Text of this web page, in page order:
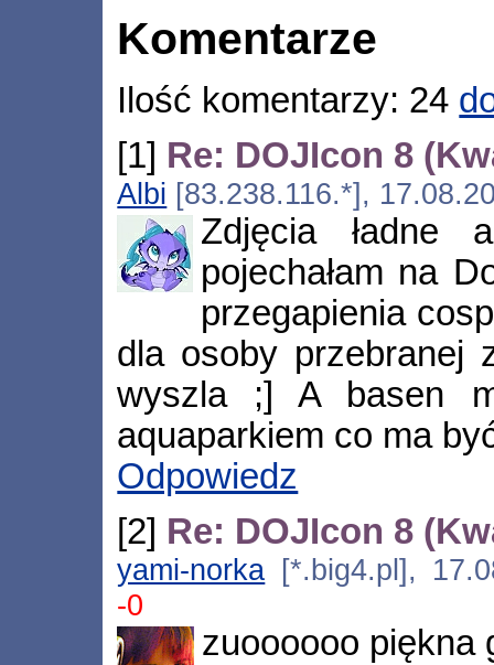
Komentarze
Ilość komentarzy: 24
[1] Re: DOJIcon 8
Albi [83.238.116.*],
Zdjęcia ładne
pojechałam na
przegapienia
dla osoby przebranej
wyszla ;] A basen
aquaparkiem co ma
Odpowiedz
[2] Re: DOJIcon 8
yami-norka [*.big4.pl],
-0
zuoooooo piękna